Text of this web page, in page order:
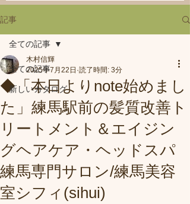
記事
全ての記事
新しいカタログ
全ての記事
◆「本日よりnote始めまし
た」練馬駅前の髪質改善ト
リートメント＆エイジン
グヘアケア・ヘッドスパ
練馬専門サロン/練馬美容
室シフィ(sihui)
木村信輝
2025年7月22日 読了時間: 3分